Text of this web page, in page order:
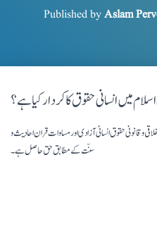
Published byAslam
میں انسانی حقوق کا کردار کیا ہے؟
و قانونی حقوق انسانی آزادی اور مساوات قران احادیث و
سنّت کے مطابق حق حاصل ہے۔